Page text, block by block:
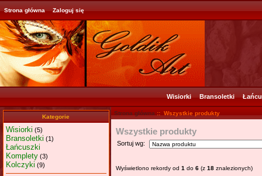
Strona główna Zaloguj się
Wisiorki Bransoletki
Kategorie
Wisiorki (5)
Bransoletki (1)
Łańcuszki
Komplety (3)
Kolczyki (9)
Strona główna :: Wszystkie produkty
Wszystkie produkty
Sortuj wg:
Wyświetlono rekordy od 1 do 6 (z 18 znalezionych)